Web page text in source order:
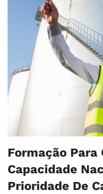
Formação Para
Capacidade
Prioridade De